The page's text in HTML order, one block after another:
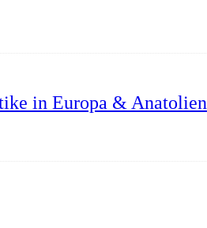
in Europa & Anatolien